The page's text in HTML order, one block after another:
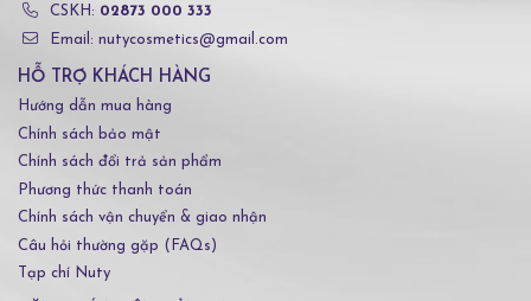
CSKH: 02873 000 333
Email: nutycosmetics@gmail.com
HỖ TRỢ KHÁCH HÀNG
Hướng dẫn mua hàng
Chính sách bảo mật
Chính sách đổi trả sản phẩm
Phương thức thanh toán
Chính sách vận chuyển & giao nhận
Câu hỏi thường gặp (FAQs)
Tạp chí Nuty